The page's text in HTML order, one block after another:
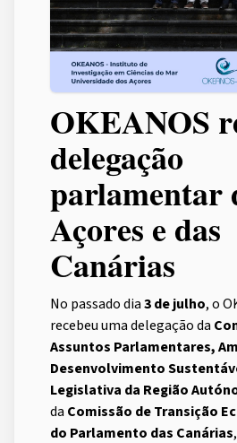
OKEANOS
delegação
parlamentar
Açores e das
Canárias
No passado dia3 de julho, o
recebeu uma delegação da
Assuntos Parlamentares,
Desenvolvimento
Legislativa da Região
da Comissão de Transição
do Parlamento das Canárias